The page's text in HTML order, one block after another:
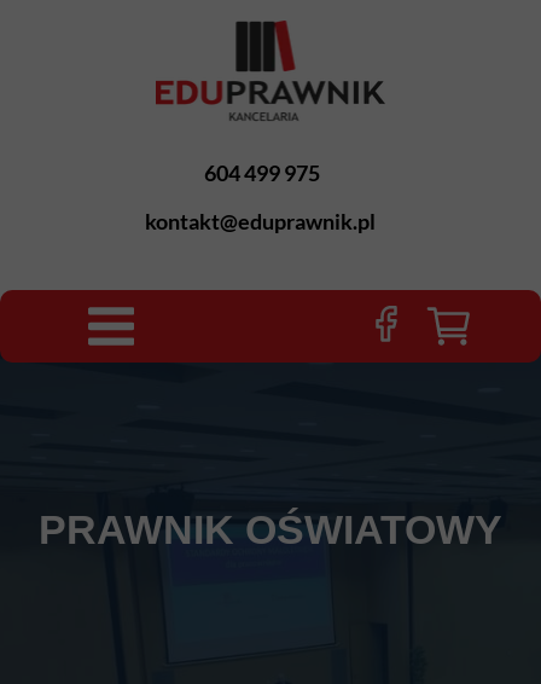
604 499 975
kontakt@eduprawnik.pl
PRAWNIK OŚWIATOWY